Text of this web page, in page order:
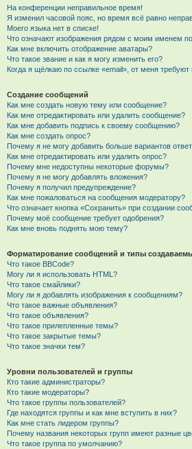
На конференции неправильное время!
Я изменил часовой пояс, но время всё равно
Моего языка нет в списке!
Что означают изображения рядом с моим именем
Как мне включить отображение аватары?
Что такое звание и как я могу изменить его?
Когда я щёлкаю по ссылке «email», от меня
Создание сообщений
Как мне создать новую тему или сообщение?
Как мне отредактировать или удалить сообщение?
Как мне добавить подпись к своему сообщению?
Как мне создать опрос?
Почему я не могу добавить больше вариантов
Как мне отредактировать или удалить опрос?
Почему мне недоступны некоторые форумы?
Почему я не могу добавлять вложения?
Почему я получил предупреждение?
Как мне пожаловаться на сообщения модератору?
Что означает кнопка «Сохранить» при создании
Почему моё сообщение требует одобрения?
Как мне вновь поднять мою тему?
Форматирование сообщений и типы
Что такое BBCode?
Могу ли я использовать HTML?
Что такое смайлики?
Могу ли я добавлять изображения к сообщениям?
Что такое важные объявления?
Что такое объявления?
Что такое прилепленные темы?
Что такое закрытые темы?
Что такое значки тем?
Уровни пользователей и группы
Кто такие администраторы?
Кто такие модераторы?
Что такое группы пользователей?
Где находятся группы и как мне вступить в них?
Как мне стать лидером группы?
Почему названия некоторых групп имеют разные
Что такое группа по умолчанию?